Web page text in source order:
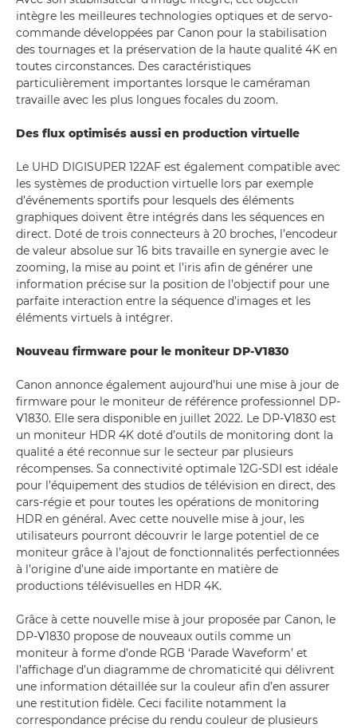
intègre les meilleures technologies optiques et de servo-
commande développées par Canon pour la stabilisation
des tournages et la préservation de la haute qualité 4K en
toutes circonstances. Des caractéristiques
particulièrement importantes lorsque le caméraman
travaille avec les plus longues focales du zoom.
Des flux optimisés aussi en production virtuelle
Le UHD DIGISUPER 122AF est également compatible avec
les systèmes de production virtuelle lors par exemple
d’événements sportifs pour lesquels des éléments
graphiques doivent être intégrés dans les séquences en
direct. Doté de trois connecteurs à 20 broches, l’encodeur
de valeur absolue sur 16 bits travaille en synergie avec le
zooming, la mise au point et l’iris afin de générer une
information précise sur la position de l’objectif pour une
parfaite interaction entre la séquence d’images et les
éléments virtuels à intégrer.
Nouveau firmware pour le moniteur DP-V1830
Canon annonce également aujourd’hui une mise à jour de
firmware pour le moniteur de référence professionnel DP-
V1830. Elle sera disponible en juillet 2022. Le DP-V1830 est
un moniteur HDR 4K doté d’outils de monitoring dont la
qualité a été reconnue sur le secteur par plusieurs
récompenses. Sa connectivité optimale 12G-SDI est idéale
pour l’équipement des studios de télévision en direct, des
cars-régie et pour toutes les opérations de monitoring
HDR en général. Avec cette nouvelle mise à jour, les
utilisateurs pourront découvrir le large potentiel de ce
moniteur grâce à l’ajout de fonctionnalités perfectionnées
à l’origine d’une aide importante en matière de
productions télévisuelles en HDR 4K.
Grâce à cette nouvelle mise à jour proposée par Canon, le
DP-V1830 propose de nouveaux outils comme un
moniteur à forme d’onde RGB ‘Parade Waveform’ et
l’affichage d’un diagramme de chromaticité qui délivrent
une information détaillée sur la couleur afin d’en assurer
une restitution fidèle. Ceci facilite notamment la
correspondance précise du rendu couleur de plusieurs